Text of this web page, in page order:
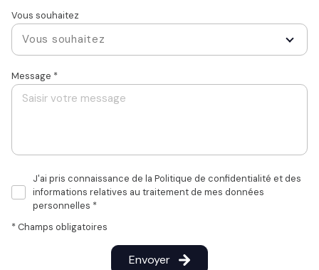
Vous souhaitez
Vous souhaitez
Message *
J'ai pris connaissance de la Politique de confidentialité et des
informations relatives au traitement de mes données
personnelles *
* Champs obligatoires
Envoyer